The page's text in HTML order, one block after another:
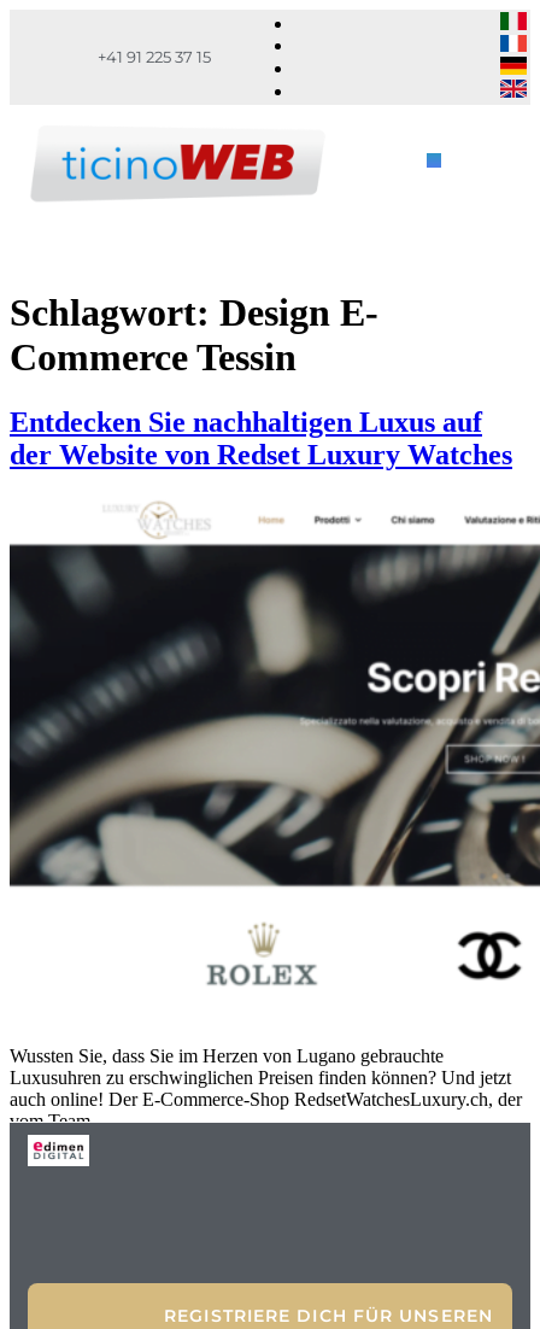
+41 91 225 37 15
Schlagwort: Design E-
Commerce Tessin
Entdecken Sie nachhaltigen Luxus auf
der Website von Redset Luxury Watches
Wussten Sie, dass Sie im Herzen von Lugano gebrauchte
Luxusuhren zu erschwinglichen Preisen finden können? Und jetzt
auch online! Der E-Commerce-Shop RedsetWatchesLuxury.ch, der
vom Team
REGISTRIERE DICH FÜR UNSEREN